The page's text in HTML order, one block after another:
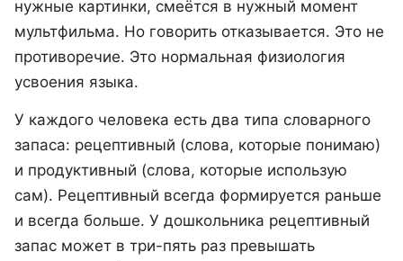
нужные картинки, смеётся в нужный момент
мультфильма. Но говорить отказывается. Это не
противоречие. Это нормальная физиология
усвоения языка.
У каждого человека есть два типа словарного
запаса: рецептивный (слова, которые понимаю)
и продуктивный (слова, которые использую
сам). Рецептивный всегда формируется раньше
и всегда больше. У дошкольника рецептивный
запас может в три-пять раз превышать